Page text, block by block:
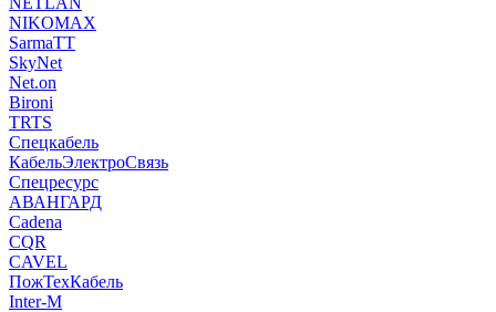
NIKOMAX
SarmaTT
SkyNet
Net.on
Bironi
TRTS
Спецкабель
КабельЭлектроСвязь
Спецресурс
АВАНГАРД
Cadena
CQR
CAVEL
ПожТехКабель
Inter-M